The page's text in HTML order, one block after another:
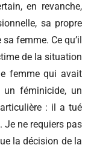
en revanche,
sa propre
femme. Ce qu’il
de la situation
femme qui avait
un féminicide, un
: il a tué
Je ne requiers pas
la décision de la